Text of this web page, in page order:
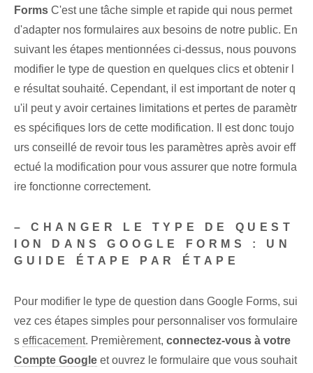
Forms C'est une tâche simple et rapide qui nous permet
d'adapter nos formulaires aux besoins de notre public. En
suivant les étapes mentionnées ci-dessus, nous pouvons
modifier le type de question en quelques clics et obtenir l
e résultat souhaité. Cependant, il est important de noter q
u'il peut y avoir certaines limitations et pertes de paramètr
es spécifiques lors de cette modification. Il est donc toujo
urs conseillé de revoir tous les paramètres après avoir eff
ectué la modification pour vous assurer que notre formula
ire fonctionne correctement.
– CHANGER LE TYPE DE QUEST
ION DANS GOOGLE FORMS : UN
GUIDE ÉTAPE PAR ÉTAPE
Pour ‌modifier le type de question dans Google Forms, sui
vez ces étapes simples pour personnaliser‍ vos formulaire
s efficacement. ⁤Premièrement, connectez-vous à votre
Compte Google et ouvrez le formulaire que vous souhait